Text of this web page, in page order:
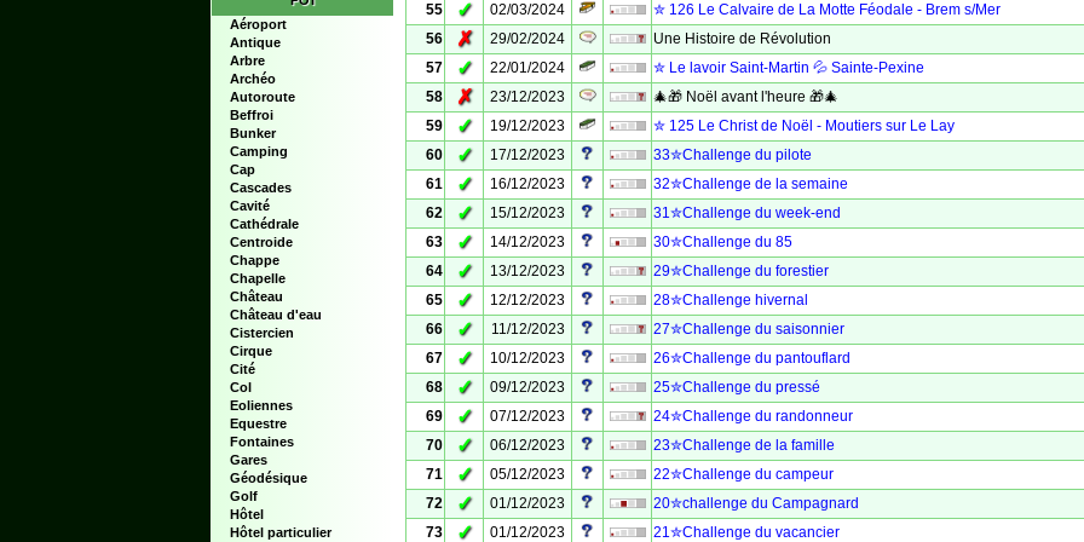
Aéroport
Antique
Arbre
Archéo
Autoroute
Beffroi
Bunker
Camping
Cap
Cascades
Cavité
Cathédrale
Centroide
Chappe
Chapelle
Château
Château d'eau
Cistercien
Cirque
Cité
Col
Eoliennes
Equestre
Fontaines
Gares
Géodésique
Golf
Hôtel
Hôtel particulier
55 ✓ 02/03/2024
✮ 126 Le Calvaire de La Motte Féodale - Brem s/Mer
56
✗ 29/02/2024
Une Histoire de Révolution
57
✓ 22/01/2024
✮ Le lavoir Saint-Martin 💦 Sainte-Pexine
58
✗ 23/12/2023
🎄🎁 Noël avant l'heure 🎁🎄
59
✓ 19/12/2023
✮ 125 Le Christ de Noël - Moutiers sur Le Lay
60
✓ 17/12/2023
33✮Challenge du pilote
61
✓ 16/12/2023
32✮Challenge de la semaine
62
✓ 15/12/2023
31✮Challenge du week-end
63
✓ 14/12/2023
30✮Challenge du 85
64
✓ 13/12/2023
29✮Challenge du forestier
65
✓ 12/12/2023
28✮Challenge hivernal
66
✓ 11/12/2023
27✮Challenge du saisonnier
67
✓ 10/12/2023
26✮Challenge du pantouflard
68
✓ 09/12/2023
25✮Challenge du pressé
69
✓ 07/12/2023
24✮Challenge du randonneur
70
✓ 06/12/2023
23✮Challenge de la famille
71
✓ 05/12/2023
22✮Challenge du campeur
72
✓ 01/12/2023
20✮challenge du Campagnard
73
✓ 01/12/2023 21✮Challenge du vacancier